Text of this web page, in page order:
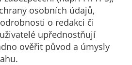
osobních údajů,
o redakci či
upřednostňují
ověřit původ a úmysly